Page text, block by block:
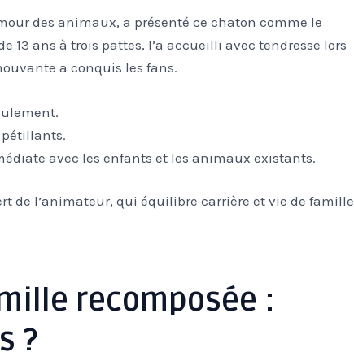
des animaux, a présenté ce chaton comme le
13 ans à trois pattes, l’a accueilli avec tendresse lors
a conquis les fans.
pétillants.
avec les enfants et les animaux existants.
de l’animateur, qui équilibre carrière et vie de famille
recomposée :
?